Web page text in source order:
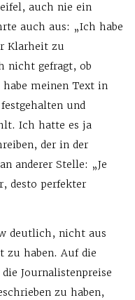
auch nie ein
auch aus: „Ich habe
Klarheit zu
nicht gefragt, ob
meinen Text in
und
Ich hatte es ja
der in der
anderer Stelle: „Je
desto perfekter
deutlich, nicht aus
zu haben. Auf die
Journalistenpreise
zu haben,